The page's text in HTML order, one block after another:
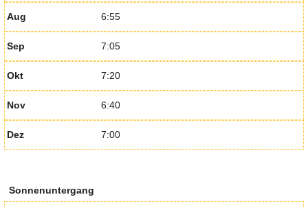
Aug 6:55
Sep 7:05
Okt 7:20
Nov 6:40
Dez 7:00
Sonnenuntergang